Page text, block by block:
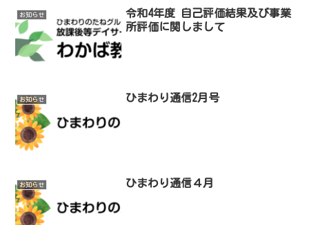
お知らせ
令和4年度 自己評価結果及び事業
所評価に関しまして
お知らせ ひまわり通信2月号
お知らせ ひまわり通信４月